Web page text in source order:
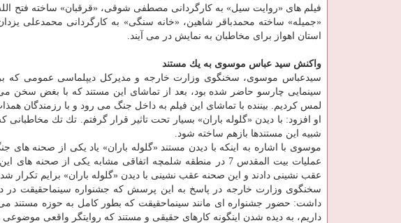
فیلم های «روایت سیل» به كارگردانی مصطفی شوقی، «قرقبان» ساخته فتح
«جمیله» ساخته محمدباقر شاهین، «خانه سنگی» به كارگردانی محمدعلی
استان اهواز برای مخاطبان به نمایش در می آیند.
واكنش سید عباس موسوی به یك مستند
سیدعباس موسوی، سخنگوی وزارت خارجه و مدیركل دیپلماسی عمومی كه
سینمایی چارسو حاضر شده بود، بعد از تماشای این مستند كه با بغض سخن
لمس كردیم. بیننده با تماشای این فیلم به داخل جنگ می رود و با رزمندگان
او افزود: با دیدن «گلوله باران» بسیار تحت تاثیر قرار گرفتم. تك تك مخاطبانی
شبیه این مستندها بازهم ساخته شود.
عملیات بیت المقدس 7 در منطقه شلمچه اتفاقی مشابه یكی از
عقب نشینی دادند و این صحنه عقب نشینی با دیدن «گلوله باران» برایم تكرار
سخنگوی وزارت خارجه در پاسخ به این پرسش كه جشنواره سینماحقیقت در
داشت: حضور جشنواره ای مانند سینماحقیقت كه بطور كامل به حوزه مستند می
داریم، به دیده شدن اینگونه كارهای حقیقی و مستند كه روایتگر واقعی